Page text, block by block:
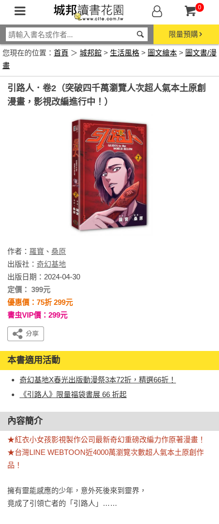
0
限量預購
您現在的位置： 首頁 ＞ 城邦館 > 生活風格 > 圖文繪本 > 圖文書/漫
畫
引路人．卷2（突破四千萬瀏覽人次超人氣本土原創
漫畫，影視改編進行中！）
作者： 羅寶 、 桑原
出版社： 奇幻基地
出版日期：2024-04-30
定價： 399元
優惠價：75折 299元
書虫VIP價：299元
本書適用活動
奇幻基地X春光出版動漫祭3本72折，精選66折！
《引路人》限量福袋書展 66 折起
內容簡介
★紅衣小女孩影視製作公司最新奇幻重磅改編力作原著漫畫！
★台灣LINE WEBTOON近4000萬瀏覽次數超人氣本土原創作
品！
擁有靈能感應的少年，意外死後來到靈界，
竟成了引領亡者的「引路人」……